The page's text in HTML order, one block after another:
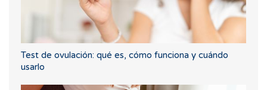
Test de ovulación: qué es, cómo funciona y cuándo
usarlo